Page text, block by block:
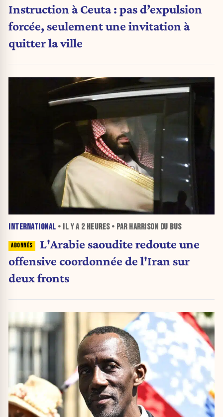
Instruction à Ceuta : pas d’expulsion
forcée, seulement une invitation à
quitter la ville
INTERNATIONAL • IL Y A 2 HEURES• PAR HARRISON DU BUS
L'Arabie saoudite redoute une
offensive coordonnée de l'Iran sur
deux fronts